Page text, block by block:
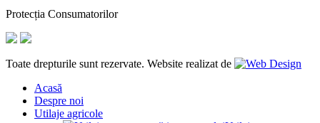
Protecția Consumatorilor
Toate drepturile sunt rezervate. Website realizat de
Acasă
Despre noi
Utilaje agricole